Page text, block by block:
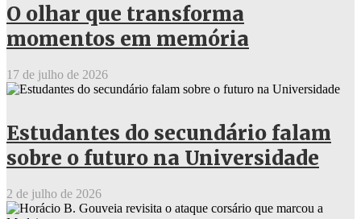
O olhar que transforma
momentos em memória
17 de julho de 2026
Estudantes do secundário falam
sobre o futuro na Universidade
2 de julho de 2026